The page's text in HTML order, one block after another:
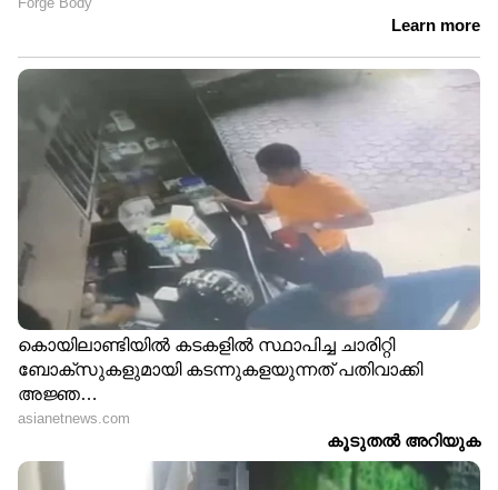
നീറ്റ് പരീക്ഷ ക്രമേക്കേട്:
വീട്ടിൽ 8 മണിക്കൂർ
പരിശോധന, അന്വേഷണം
സിബിഐ
വിജയ് സർക്കാരിന് 6
മാസത്തിൽ കൂടുതൽ
ആയുസില്ലെന്ന് ഡിഎംകെ
എംഎൽഎ
ആറാം പ്ലാറ്റ്ഫോമിൽ
നിർത്തിയിട്ടിരുന്ന
പാസഞ്ചർ ട്രെയിനിൽ
അഗ്നിബാധ,
നിമിഷങ്ങൾക്കുള്ളിൽ
കംപാർട്ട്മെന്റ്
കത്തിയമർന്നു, ബിഹാറിൽ
മകളെ കാണാനില്ലെന്ന്
മാതാപിതാക്കളുടെ പരാതി,
ഒരു മാസം കഴിഞ്ഞു,
ഒടുവിൽ പൊലീസ്
തിരിച്ചറിഞ്ഞത് ക്രൂരമായ